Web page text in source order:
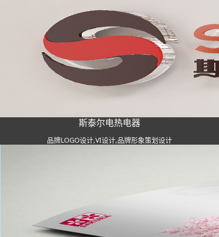
斯泰尔电热电器
品牌LOGO设计,VI设计,品牌形象策划设计